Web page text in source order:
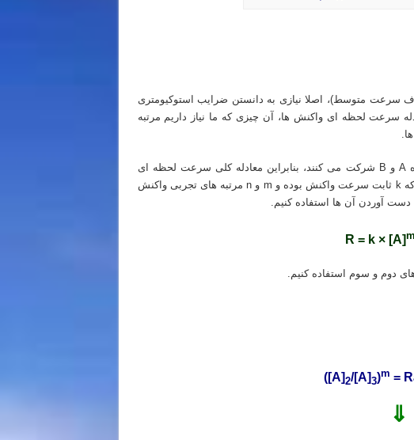
سرعت متوسط)، اصلا نیازی به دانستن ضرایب استوکیومتری
سرعت لحظه ای واکنش ها، آن چیزی که ما نیاز داریم مرتبه
با توجه به اینکه در واکنش ما، فقط دو نوع واکنش دهنده A و B شرکت می کنند، بنابراین معادله کلی سرعت لحظه ای
واکنش به صورت زیر خواهد بود. فقط توجه داشته باشید که k ثابت سرعت واکنش بوده و m و n مرتبه های تجربی واکنش
آوردن آن ها استفاده کنیم.
R = k × [A]m
([A]2/[A]3)m =
⇓